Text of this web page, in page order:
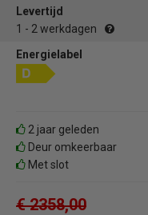
Levertijd
1 - 2 werkdagen
Energielabel
2 jaar geleden
Deur omkeerbaar
Met slot
€ 2358,00